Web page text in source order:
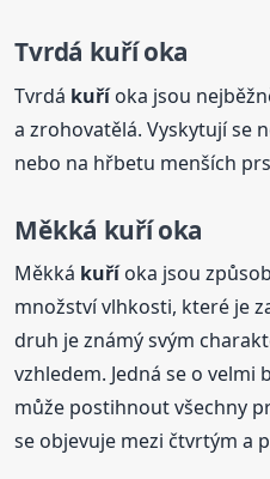
Tvrdá kuříoka
Tvrdá kuříoka jsou
a zrohovatělá. Vyskytují se
nebo na hřbetu menších
Měkká kuříoka
Měkká kuříoka jsou
množství vlhkosti, které je
druh je známý svým
vzhledem. Jedná se o
může postihnout všechny
se objevuje mezi čtvrtým a